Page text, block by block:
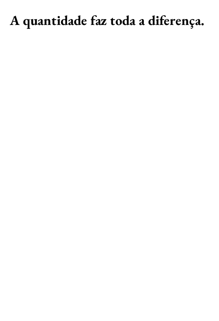
A quantidade faz toda a diferença.